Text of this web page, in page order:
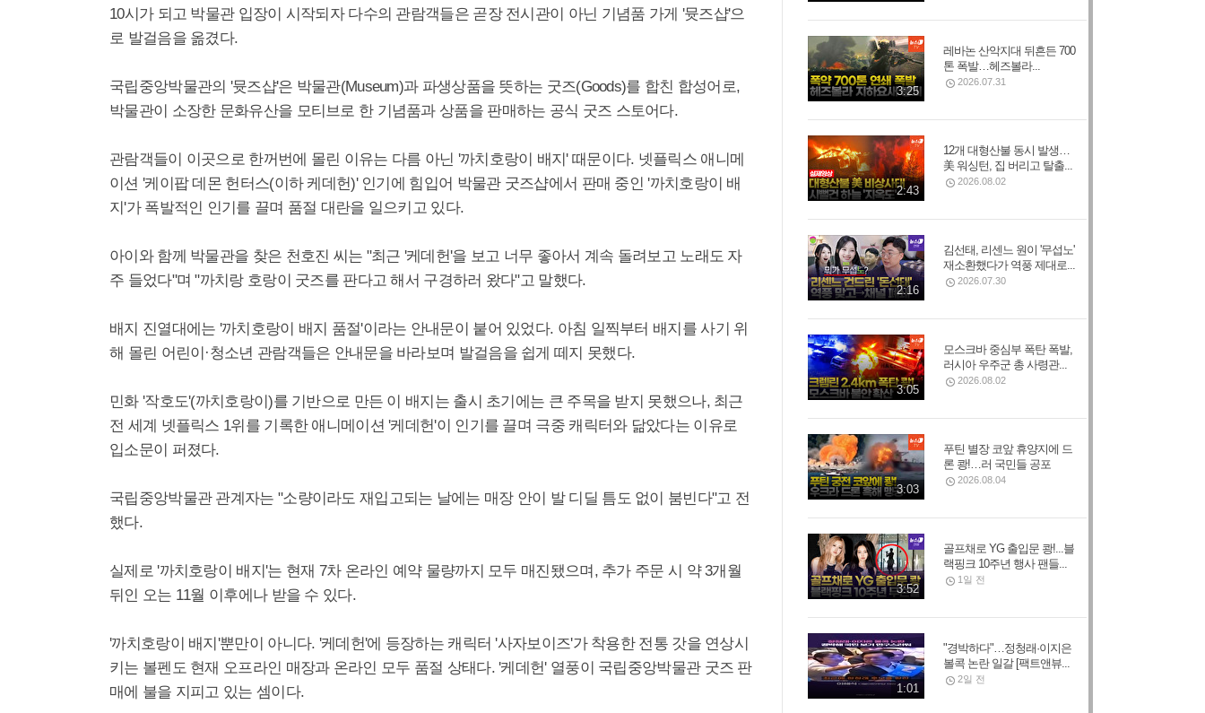
10시가 되고 박물관 입장이 시작되자 다수의 관람객들은 곧장 전시관이 아닌 기념품 가게 '뮷즈샵'으
로 발걸음을 옮겼다.
국립중앙박물관의 '뮷즈샵'은 박물관(Museum)과 파생상품을 뜻하는 굿즈(Goods)를 합친 합성어로,
박물관이 소장한 문화유산을 모티브로 한 기념품과 상품을 판매하는 공식 굿즈 스토어다.
관람객들이 이곳으로 한꺼번에 몰린 이유는 다름 아닌 '까치호랑이 배지' 때문이다. 넷플릭스 애니메
이션 '케이팝 데몬 헌터스(이하 케데헌)' 인기에 힘입어 박물관 굿즈샵에서 판매 중인 '까치호랑이 배
지'가 폭발적인 인기를 끌며 품절 대란을 일으키고 있다.
아이와 함께 박물관을 찾은 천호진 씨는 "최근 '케데헌'을 보고 너무 좋아서 계속 돌려보고 노래도 자
주 들었다"며 "까치랑 호랑이 굿즈를 판다고 해서 구경하러 왔다"고 말했다.
배지 진열대에는 '까치호랑이 배지 품절'이라는 안내문이 붙어 있었다. 아침 일찍부터 배지를 사기 위
해 몰린 어린이·청소년 관람객들은 안내문을 바라보며 발걸음을 쉽게 떼지 못했다.
민화 '작호도'(까치호랑이)를 기반으로 만든 이 배지는 출시 초기에는 큰 주목을 받지 못했으나, 최근
전 세계 넷플릭스 1위를 기록한 애니메이션 '케데헌'이 인기를 끌며 극중 캐릭터와 닮았다는 이유로
입소문이 퍼졌다.
국립중앙박물관 관계자는 "소량이라도 재입고되는 날에는 매장 안이 발 디딜 틈도 없이 붐빈다"고 전
했다.
실제로 '까치호랑이 배지'는 현재 7차 온라인 예약 물량까지 모두 매진됐으며, 추가 주문 시 약 3개월
뒤인 오는 11월 이후에나 받을 수 있다.
'까치호랑이 배지'뿐만이 아니다. '케데헌'에 등장하는 캐릭터 '사자보이즈'가 착용한 전통 갓을 연상시
키는 볼펜도 현재 오프라인 매장과 온라인 모두 품절 상태다. '케데헌' 열풍이 국립중앙박물관 굿즈 판
매에 불을 지피고 있는 셈이다.
3:25
레바논 산악지대 뒤흔든 700
톤 폭발…헤즈볼라...
2026.07.31
2:43
12개 대형산불 동시 발생…
美 워싱턴, 집 버리고 탈출...
2026.08.02
2:16
김선태, 리센느 원이 '무섭노'
재소환했다가 역풍 제대로...
2026.07.30
3:05
모스크바 중심부 폭탄 폭발,
러시아 우주군 총 사령관...
2026.08.02
3:03
푸틴 별장 코앞 휴양지에 드
론 쾅!…러 국민들 공포
2026.08.04
3:52
골프채로 YG 출입문 쾅!...블
랙핑크 10주년 행사 팬들...
1일 전
1:01
"경박하다"…정청래·이지은
볼콕 논란 일갈 [팩트앤뷰...
2일 전